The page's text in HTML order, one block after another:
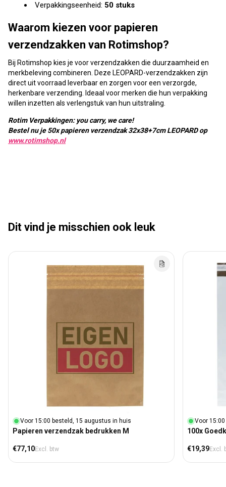
Verpakkingseenheid: 50 stuks
Waarom kiezen voor papieren
verzendzakken van Rotimshop?
Bij Rotimshop kies je voor verzendzakken die duurzaamheid en
merkbeleving combineren. Deze LEOPARD-verzendzakken zijn
direct uit voorraad leverbaar en zorgen voor een verzorgde,
herkenbare verzending. Ideaal voor merken die hun verpakking
willen inzetten als verlengstuk van hun uitstraling.
Rotim Verpakkingen: you carry, we care!
Bestel nu je 50x papieren verzendzak 32x38+7cm LEOPARD op
www.rotimshop.nl
Dit vind je misschien ook leuk
Voor 15:00 besteld, 15 augustus in huis
Papieren verzendzak bedrukken M
Normale prijs
€77,10Excl. btw
Voor
100x
Normale
€19,39Excl.